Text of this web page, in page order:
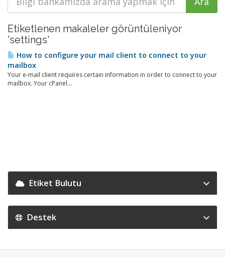
Etiketlenen makaleler görüntüleniyor
'settings'
How to configure your mail client to connect to your
mailbox
Your e-mail client requires certain information in order to connect to your
mailbox. Your cPanel...
Etiket Bulutu
Destek